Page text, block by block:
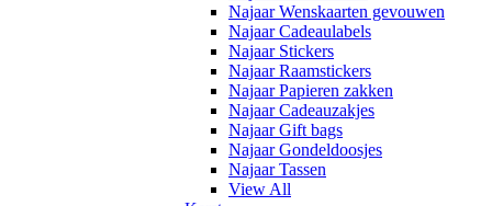
Najaar Wenskaarten gevouwen
Najaar Cadeaulabels
Najaar Stickers
Najaar Raamstickers
Najaar Papieren zakken
Najaar Cadeauzakjes
Najaar Gift bags
Najaar Gondeldoosjes
Najaar Tassen
View All